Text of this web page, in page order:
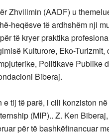
Zhvilimin (AADF) u
heqësve të ardhshëm nji
të kryer praktika
Kulturore, Eko-Turizmit,
Politikave Publike
Biberaj.
tij të parë, i cili konziston
(MIP).. Z. Ken
për të bashkëfinancuar